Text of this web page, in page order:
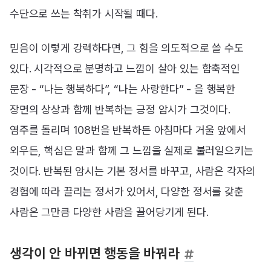
수단으로 쓰는 착취가 시작될 때다.
믿음이 이렇게 강력하다면, 그 힘을 의도적으로 쓸 수도
있다. 시각적으로 분명하고 느낌이 살아 있는 함축적인
문장 - “나는 행복하다”, “나는 사랑한다” - 을 행복한
장면의 상상과 함께 반복하는 긍정 암시가 그것이다.
염주를 돌리며 108번을 반복하든 아침마다 거울 앞에서
외우든, 핵심은 말과 함께 그 느낌을 실제로 불러일으키는
것이다. 반복된 암시는 기본 정서를 바꾸고, 사람은 각자의
경험에 따라 끌리는 정서가 있어서, 다양한 정서를 갖춘
사람은 그만큼 다양한 사람을 끌어당기게 된다.
생각이 안 바뀌면 행동을 바꿔라